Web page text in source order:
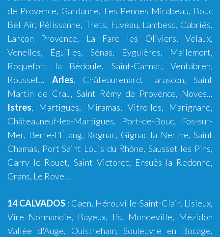
de Provence, Gardanne, Les Pennes Mirabeau, Bouc
Bel Air, Pélissanne,Trets, Fuveau, Lambesc, Cabriès,
Lançon Provence, La Fare les Oliviers,Velaux,
Venelles, Éguilles, Sénas, Eyguières, Mallemort,
Roquefort la Bédoule, Saint-Cannat, Ventabren,
Rousset... Arles, Châteaurenard, Tarascon, Saint
Martin de Crau, Saint Rémy de Provence, Noves...
Istres, Martigues, Miramas, Vitrolles, Marignane,
Châteauneuf-les-Martigues, Port-de-Bouc, Fos-sur-
Mer, Berre-l'Étang, Rognac, Gignac la Nerthe, Saint
Chamas, Port Saint Louis du Rhône, Sausset les Pins,
Carry le Rouet,Saint Victoret, Ensuès la Redonne,
Grans, Le Rove...
14 CALVADOS : Caen, Hérouville-Saint-Clair, Lisieux,
Vire Normandie, Bayeux, Ifs, Mondeville, Mézidon
Vallée d'Auge, Ouistreham, Souleuvre en Bocage,